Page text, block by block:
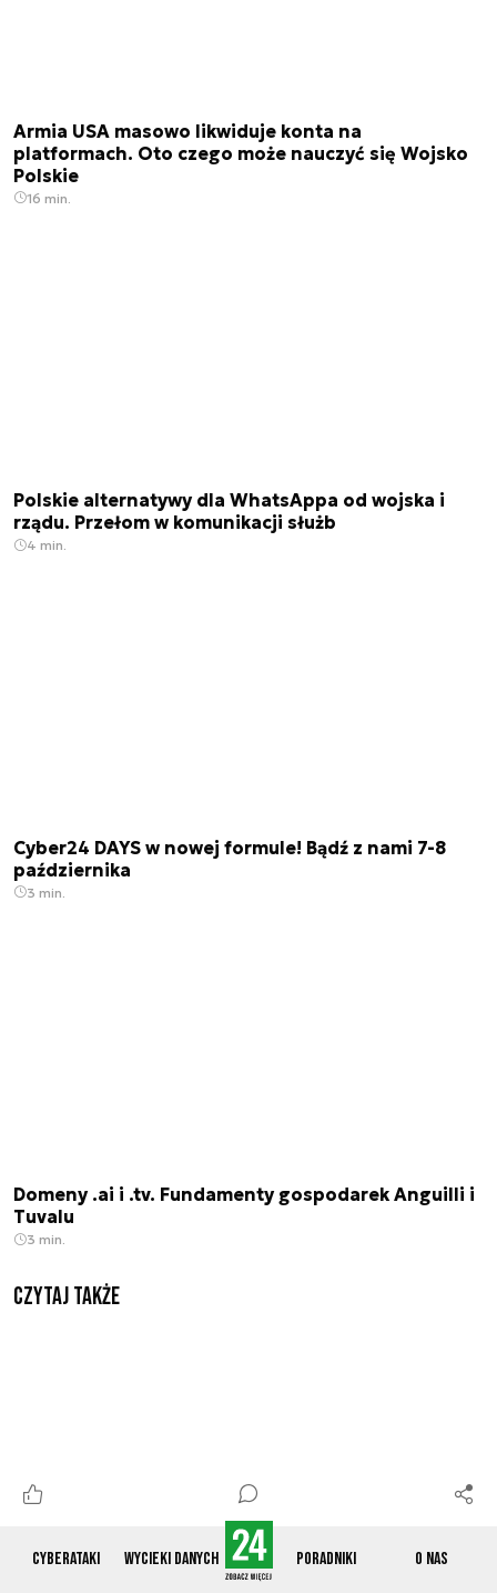
Cyberataki Wycieki danych Poradniki O nas
Armia USA masowo likwiduje konta na
platformach. Oto czego może nauczyć się Wojsko
Polskie
16 min.
Polskie alternatywy dla WhatsAppa od wojska i
rządu. Przełom w komunikacji służb
4 min.
Cyber24 DAYS w nowej formule! Bądź z nami 7-8
października
3 min.
Domeny .ai i .tv. Fundamenty gospodarek Anguilli i
Tuvalu
3 min.
Czytaj także